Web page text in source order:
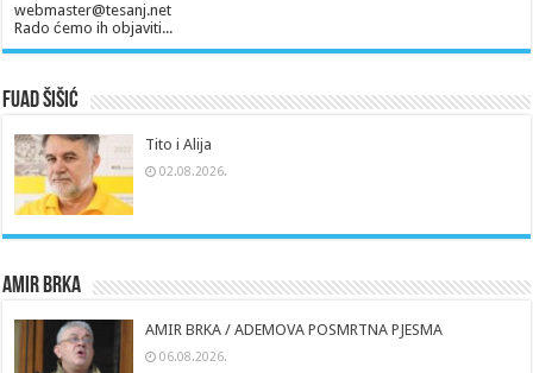
webmaster@tesanj.net
Rado ćemo ih objaviti...
Fuad Šišić
Tito i Alija
02.08.2026.
Amir Brka
AMIR BRKA / ADEMOVA POSMRTNA PJESMA
06.08.2026.